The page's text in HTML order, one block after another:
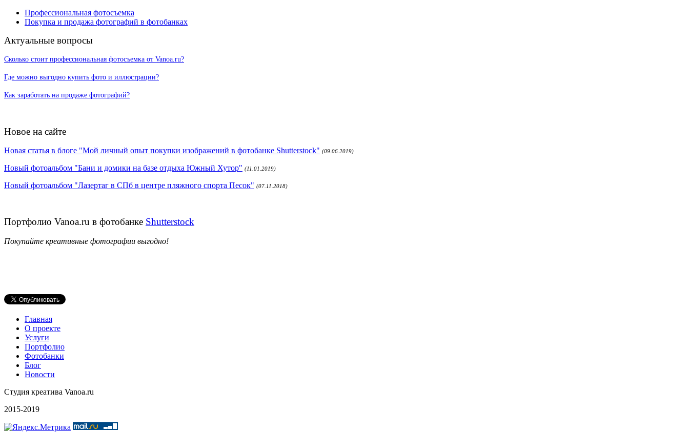
Профессиональная фотосъемка
Покупка и продажа фотографий в фотобанках
Актуальные вопросы
Сколько стоит профессиональная фотосъемка от Vanoa.ru?
Где можно выгодно купить фото и иллюстрации?
Как заработать на продаже фотографий?
Новое на сайте
Новая статья в блоге "Мой личный опыт покупки изображений в фотобанке Shutterstock" (09.06.2019)
Новый фотоальбом "Бани и домики на базе отдыха Южный Хутор" (11.01.2019)
Новый фотоальбом "Лазертаг в СПб в центре пляжного спорта Песок" (07.11.2018)
Портфолио Vanoa.ru в фотобанке Shutterstock
Покупайте креативные фотографии выгодно!
Главная
О проекте
Услуги
Портфолио
Фотобанки
Блог
Новости
Студия креатива Vanoa.ru
2015-2019